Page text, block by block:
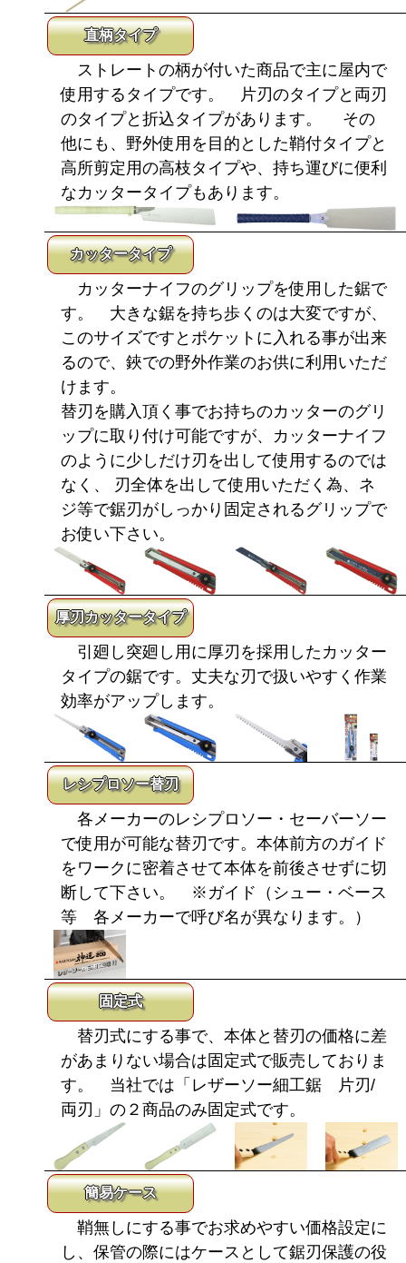
直柄タイプ
ストレートの柄が付いた商品で主に屋内で
使用するタイプです。 片刃のタイプと両刃
のタイプと折込タイプがあります。 その
他にも、野外使用を目的とした鞘付タイプと
高所剪定用の高枝タイプや、持ち運びに便利
なカッタータイプもあります。
カッタータイプ
カッターナイフのグリップを使用した鋸で
す。 大きな鋸を持ち歩くのは大変ですが、
このサイズですとポケットに入れる事が出来
るので、鋏での野外作業のお供に利用いただ
けます。
替刃を購入頂く事でお持ちのカッターのグリ
ップに取り付け可能ですが、カッターナイフ
のように少しだけ刃を出して使用するのでは
なく、 刃全体を出して使用いただく為、ネ
ジ等で鋸刃がしっかり固定されるグリップで
お使い下さい。
厚刃カッタータイプ
引廻し突廻し用に厚刃を採用したカッター
タイプの鋸です。丈夫な刃で扱いやすく作業
効率がアップします。
レシプロソー替刃
各メーカーのレシプロソー・セーバーソー
で使用が可能な替刃です。本体前方のガイド
をワークに密着させて本体を前後させずに切
断して下さい。 ※ガイド（シュー・ベース
等 各メーカーで呼び名が異なります。）
固定式
替刃式にする事で、本体と替刃の価格に差
があまりない場合は固定式で販売しておりま
す。 当社では「レザーソー細工鋸 片刃/
両刃」の２商品のみ固定式です。
簡易ケース
鞘無しにする事でお求めやすい価格設定に
し、保管の際にはケースとして鋸刃保護の役